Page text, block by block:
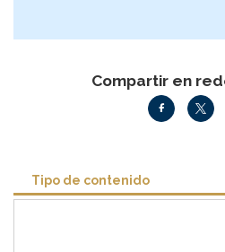
Compartir en
Tipo de contenido